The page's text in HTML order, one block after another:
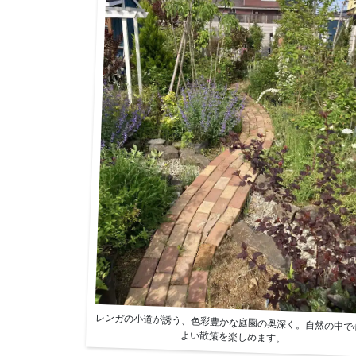
レンガの小道が誘う、色彩豊かな庭園の奥深く。自然の中
よい散策を楽しめます。